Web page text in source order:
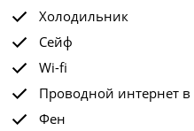
Холодильник
Сейф
Wi-fi
Проводной интернет
Фен